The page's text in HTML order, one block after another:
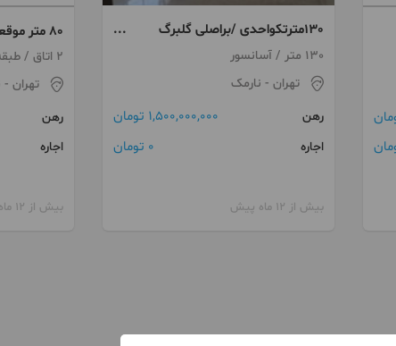
130مترتکواحدی /براصلی گلبرگ
غربی /فول امکانات
130 متر / آسانسور
تهران- نارمک
رهن
1,500,000,000 تومان
اجاره 0 تومان
بیش از 12 ماه پیش
۸۰ متر
نبوت
2 اتاق / طبقه 2 / ساخت 1396
تهران -
رهن
اجاره
بیش از 12 ماه پیش